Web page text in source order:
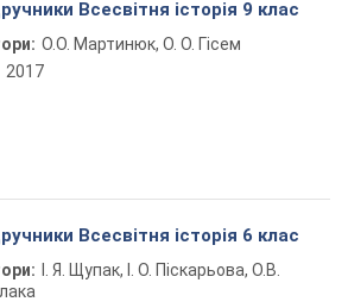
Всесвітня історія 9 клас
О.О. Мартинюк, О. О. Гісем
2017
Всесвітня історія 6 клас
І. Я. Щупак, І. О. Піскарьова, О.В.